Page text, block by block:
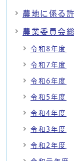
農地に係る
農業委員会
令和8年度
令和7年度
令和6年度
令和5年度
令和4年度
令和3年度
令和2年度